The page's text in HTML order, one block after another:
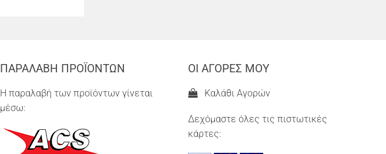
ΠΑΡΑΛΑΒΗ ΠΡΟΪΟΝΤΩΝ
Η παραλαβή των προϊόντων γίνεται
μέσω:
ΟΙ ΑΓΟΡΕΣ ΜΟΥ
Καλάθι Αγορών
Δεχόμαστε όλες τις πιστωτικές
κάρτες: